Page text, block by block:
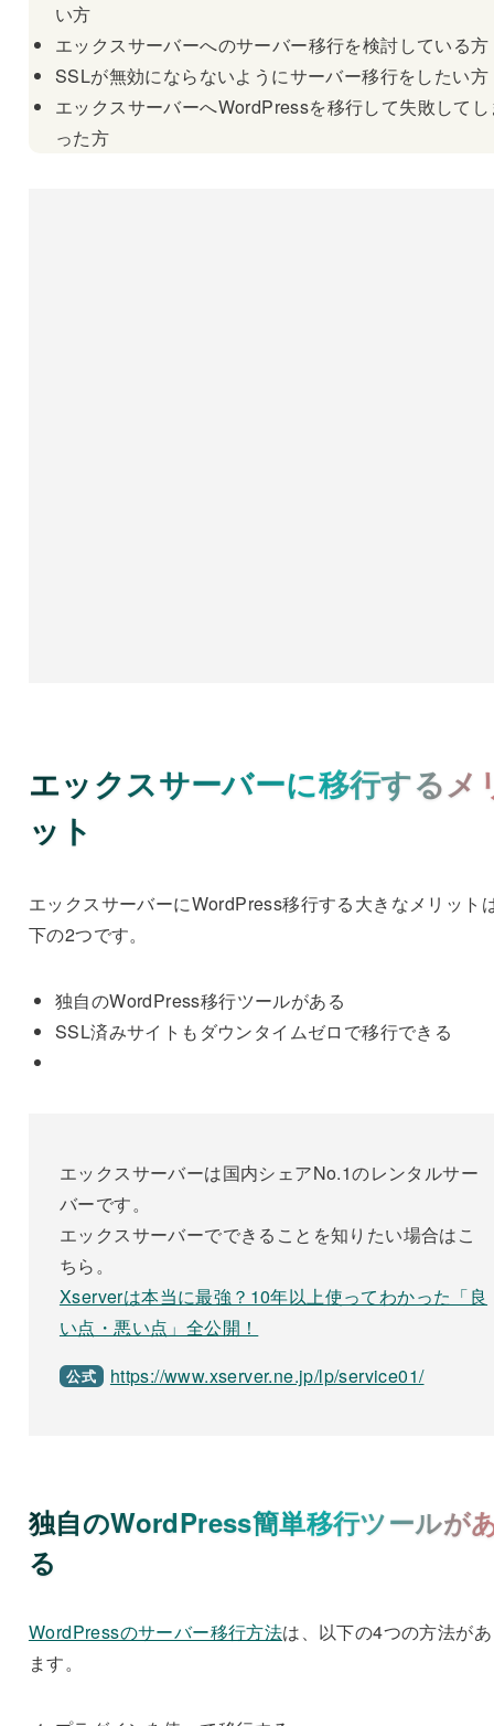
い方
エックスサーバーへのサーバー移行を検討している方
SSLが無効にならないようにサーバー移行をしたい方
エックスサーバーへWordPressを移行して失敗して
った方
エックスサーバーに移行するメ
ット
エックスサーバーにWordPress移行する大きなメリット
下の2つです。
独自のWordPress移行ツールがある
SSL済みサイトもダウンタイムゼロで移行できる
エックスサーバーは国内シェアNo.1のレンタルサー
バーです。
エックスサーバーでできることを知りたい場合はこ
ちら。
Xserverは本当に最強？10年以上使ってわかった「良
い点・悪い点」全公開！
公式 https://www.xserver.ne.jp/lp/service01/
独自のWordPress簡単移行ツールが
る
WordPressのサーバー移行方法は、以下の4つの方法が
ます。